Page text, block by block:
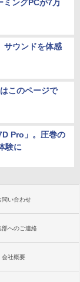
ミングPCが7万
サウンドを体感
このページで
Pro」。圧巻の
験に
問い合わせ
部へのご連絡
会社概要